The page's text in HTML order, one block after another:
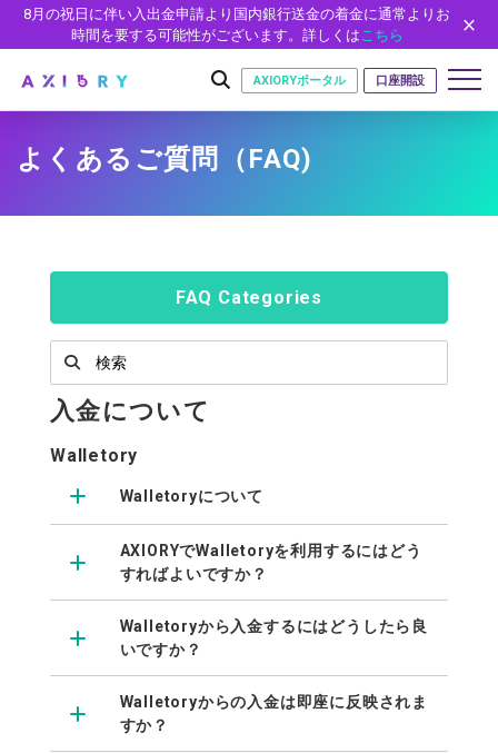
8月の祝日に伴い入出金申請より国内銀行送金の着金に通常よりお
時間を要する可能性がございます。詳しくはこちら
ライセンス
現物株式
株式CFD
株価指数CFD
エネルギーCFD
貴金属CFD
ソフトコモディティCFD
NEW
ゼロカットとロスカット
スワップとロールオーバー
入出金方法
レバレッジ
NEW
取引時間
取引計算シミュレーター
経済指標・予測カレンダー
休眠口座と凍結口座
口座の種類
法人のお客様
ウォレット口座
口座開設
必要書類
プラットフォーム
プラットフォーム
AXIORYポータル
ツール
MT4/MT5 ヒストリカルデータ
EA(エキスパートアドバイザー)
カスタムインジケーター
ストライク インジケータ
NEW
通貨インデックス
パートナー
パートナーシップ・プログラム
イントロデュース・パートナープログラム（IP）
特別・VIPプログラム
NEW
ニュース
ニュースリリース
マーケットニュース
コーポレートニュース
トレードガイド
よくあるご質問
日本語
English
口座開設する
デモ口座を開設する
法人のお客様はこちら
AXIORYポータル 口座開設
よくあるご質問（FAQ)
FAQ Categories
入金について
Walletory
Walletoryについて
AXIORYでWalletoryを利用するにはどう
すればよいですか？
Walletoryから入金するにはどうしたら良
いですか？
Walletoryからの入金は即座に反映されま
すか？